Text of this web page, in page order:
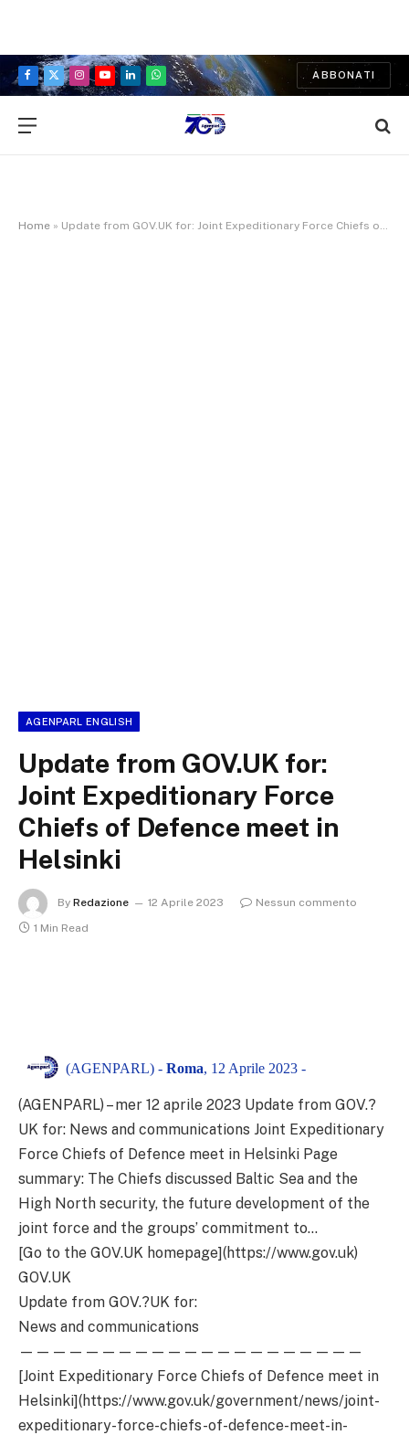
Facebook
X
Instagram
YouTubeLinkedInWhatsApp
ABBONATI
Home » Update from GOV.UK for: Joint Expeditionary Force Chiefs of Defence meet in Helsinki
AGENPARL ENGLISH
Update from GOV.UK for:
Joint Expeditionary Force
Chiefs of Defence meet in
Helsinki
By Redazione 12 Aprile 2023
Nessun commento
1 Min Read
(AGENPARL) - Roma, 12 Aprile 2023 -
(AGENPARL) – mer 12 aprile 2023 Update from GOV.?
UK for: News and communications Joint Expeditionary
Force Chiefs of Defence meet in Helsinki Page
summary: The Chiefs discussed Baltic Sea and the
High North security, the future development of the
joint force and the groups’ commitment to…
[Go to the GOV.UK homepage](https://www.gov.uk)
GOV.UK
Update from GOV.?UK for:
News and communications
—————————————————————
[Joint Expeditionary Force Chiefs of Defence meet in
Helsinki](https://www.gov.uk/government/news/joint-
expeditionary-force-chiefs-of-defence-meet-in-